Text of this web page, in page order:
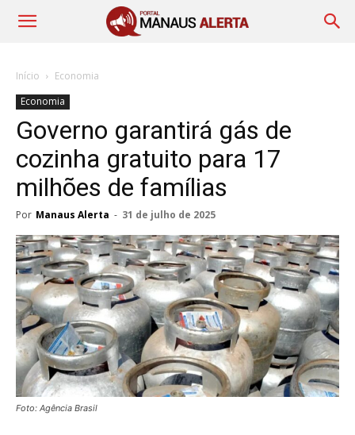
Início
Economia
Economia
Governo garantirá gás de
cozinha gratuito para 17
milhões de famílias
Por Manaus Alerta - 31 de julho de 2025
Foto: Agência Brasil